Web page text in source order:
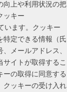
向上や利用状況の把
ッキー
います。クッキー
特定できる情報（氏
メールアドレス、
サイトが取得するこ
ーの取得に同意する
クッキーの受け入れ